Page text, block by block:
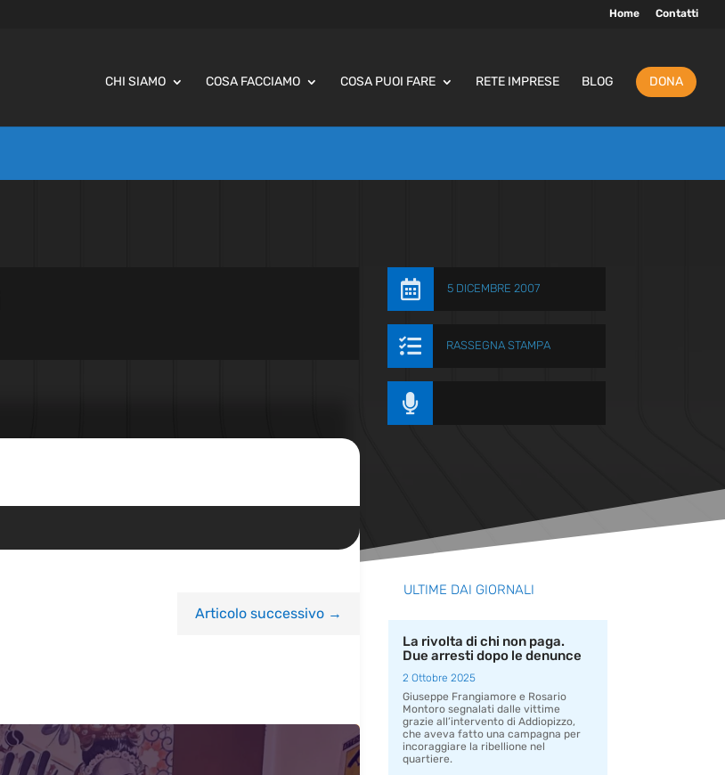
Home Contatti
CHI SIAMO COSA FACCIAMO COSA PUOI FARE RETE IMPRESE BLOG DONA
 5 DICEMBRE 2007
 RASSEGNA STAMPA

Articolo successivo→
ULTIME DAI GIORNALI
La rivolta di chi non paga.
Due arresti dopo le denunce
2 Ottobre 2025
Giuseppe Frangiamore e Rosario
Montoro segnalati dalle vittime
grazie all’intervento di Addiopizzo,
che aveva fatto una campagna per
incoraggiare la ribellione nel
quartiere.